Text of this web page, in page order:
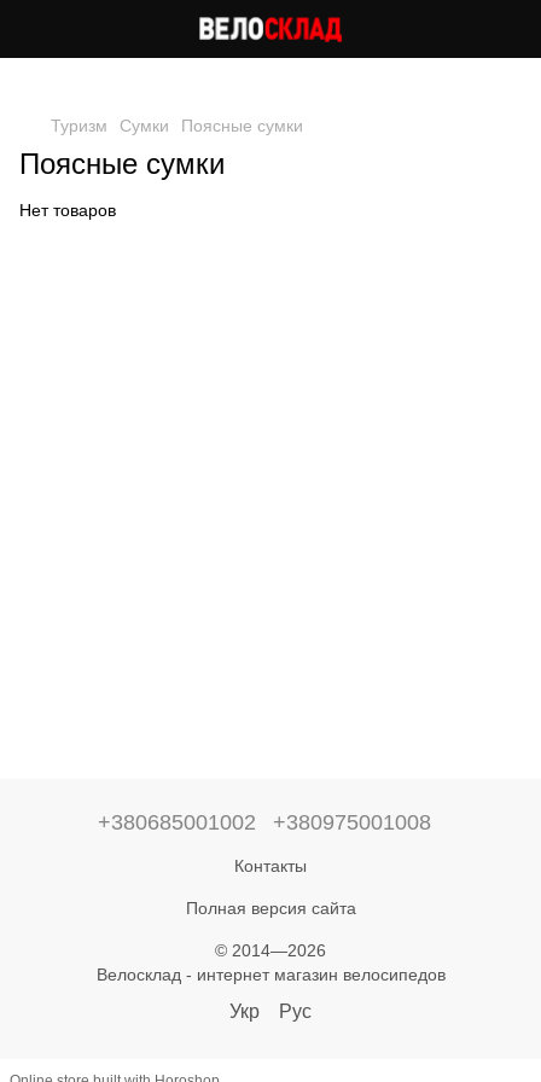
Туризм Сумки Поясные сумки
Поясные сумки
Нет товаров
+380685001002 +380975001008
Контакты
Полная версия сайта
© 2014—2026
Велосклад - интернет магазин велосипедов
Укр Рус